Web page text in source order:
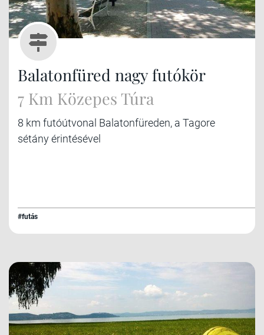
Balatonfüred nagy futókör
7 Km Közepes Túra
8 km futóútvonal Balatonfüreden, a Tagore
sétány érintésével
#futás